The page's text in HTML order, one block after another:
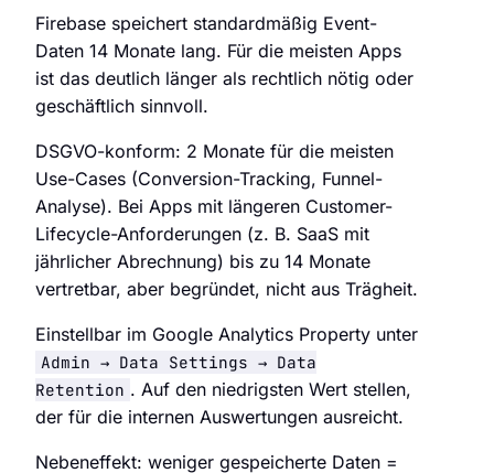
Firebase speichert standardmäßig Event-
Daten 14 Monate lang. Für die meisten Apps
ist das deutlich länger als rechtlich nötig oder
geschäftlich sinnvoll.
DSGVO-konform: 2 Monate für die meisten
Use-Cases (Conversion-Tracking, Funnel-
Analyse). Bei Apps mit längeren Customer-
Lifecycle-Anforderungen (z. B. SaaS mit
jährlicher Abrechnung) bis zu 14 Monate
vertretbar, aber begründet, nicht aus Trägheit.
Einstellbar im Google Analytics Property unter
Admin → Data Settings → Data
Retention . Auf den niedrigsten Wert stellen,
der für die internen Auswertungen ausreicht.
Nebeneffekt: weniger gespeicherte Daten =